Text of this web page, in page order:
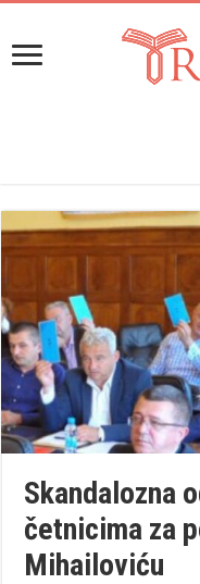
Skandalozna
četnicima za
Mihailoviću